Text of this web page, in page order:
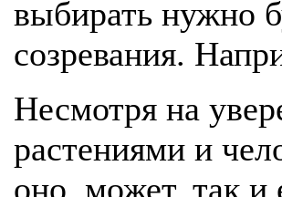
выбирать нужно
созревания.
Несмотря на
растениями и
оно, может, так и